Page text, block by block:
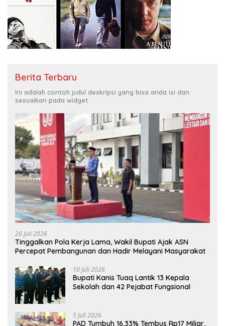
Berita Terbaru
Ini adalah contoh judul deskripsi yang bisa anda isi dan
sesuaikan pada widget
26 Juli 2026
Tinggalkan Pola Kerja Lama, Wakil Bupati Ajak ASN
Percepat Pembangunan dan Hadir Melayani Masyarakat
10 Juli 2026
Bupati Kanis Tuaq Lantik 13 Kepala
Sekolah dan 42 Pejabat Fungsional
5 Juli 2026
PAD Tumbuh 16,33% Tembus Rp17 Miliar,